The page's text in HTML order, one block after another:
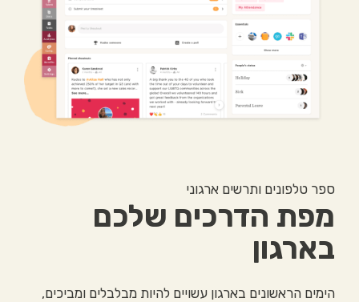
ספר טלפונים ותרשים ארגוני
מפת הדרכים שלכם
בארגון
הימים הראשונים בארגון עשויים להיות מבלבלים ומביכים,